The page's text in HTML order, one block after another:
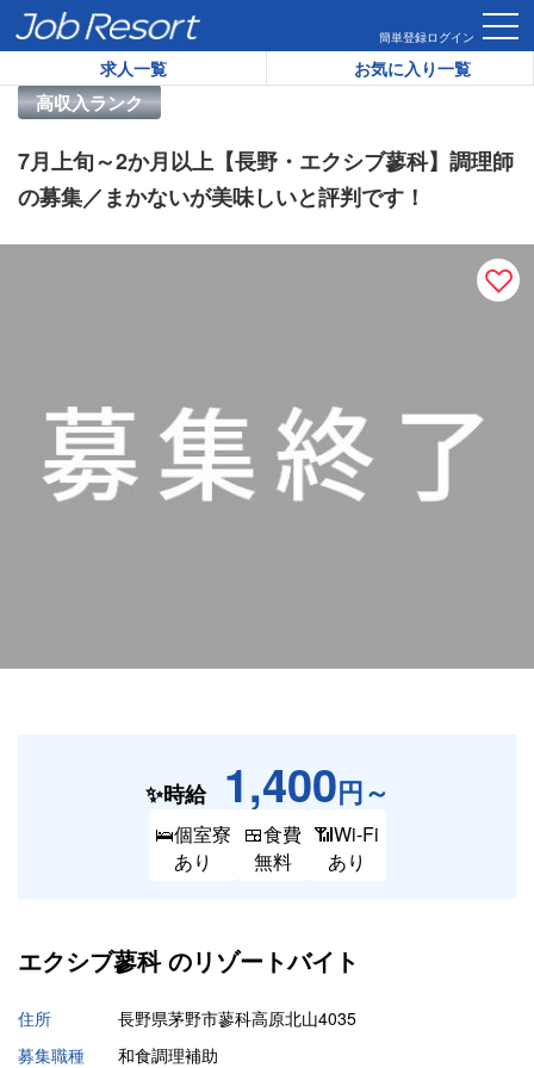
簡単登録ログイン
求人一覧 お気に入り一覧
HOME 求人一覧 7月上旬～2か月以上【長野・エクシブ蓼科
高収入ランク
リゾートバイト求人番号：
7月上旬～2か月以上【長野・エクシブ蓼科】調理師
の募集／まかないが美味しいと評判です！
✨時給 1,400円～
🛌個室寮
あり
🍱食費
無料
📶Wi-Fi
あり
エクシブ蓼科 のリゾートバイト
住所
長野県茅野市蓼科高原北山4035
募集職種
和食調理補助